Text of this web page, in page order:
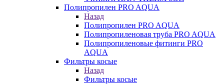
Полипропилен PRO AQUA
Назад
Полипропилен PRO AQUA
Полипропиленовая труба PRO AQUA
Полипропиленовые фитинги PRO
AQUA
Фильтры косые
Назад
Фильтры косые